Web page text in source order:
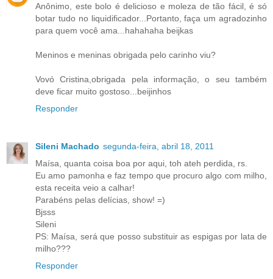
Anônimo, este bolo é delicioso e moleza de tão fácil, é só
botar tudo no liquidificador...Portanto, faça um agradozinho
para quem você ama...hahahaha beijkas
Meninos e meninas obrigada pelo carinho viu?
Vovó Cristina,obrigada pela informação, o seu também
deve ficar muito gostoso...beijinhos
Responder
Sileni Machado segunda-feira, abril 18, 2011
Maísa, quanta coisa boa por aqui, toh ateh perdida, rs.
Eu amo pamonha e faz tempo que procuro algo com milho,
esta receita veio a calhar!
Parabéns pelas delícias, show! =)
Bjsss
Sileni
PS: Maísa, será que posso substituir as espigas por lata de
milho???
Responder